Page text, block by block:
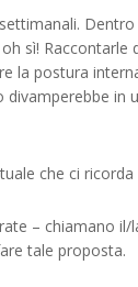
sì!
la postura
divamperebbe
che ci
– chiamano
tale proposta.